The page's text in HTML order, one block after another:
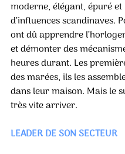
moderne, élégant, épuré
d’influences scandinaves.
ont dû apprendre
et démonter des
heures durant. Les
des marées, ils les
dans leur maison. Mais le
très vite arriver.
LEADER DE SON SECTEUR